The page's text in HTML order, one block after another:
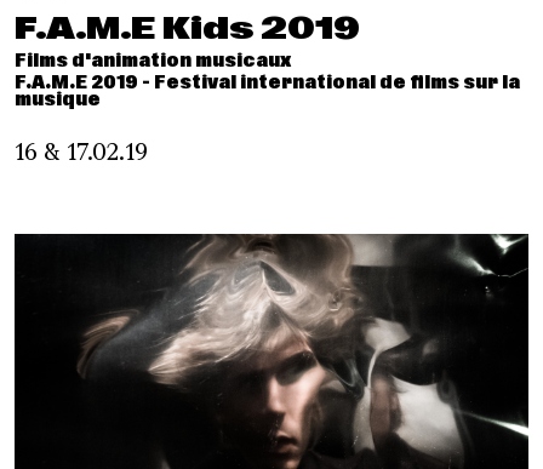
F.A.M.E Kids 2019
Films d'animation musicaux
F.A.M.E 2019 - Festival international de films sur la
musique
16 & 17.02.19